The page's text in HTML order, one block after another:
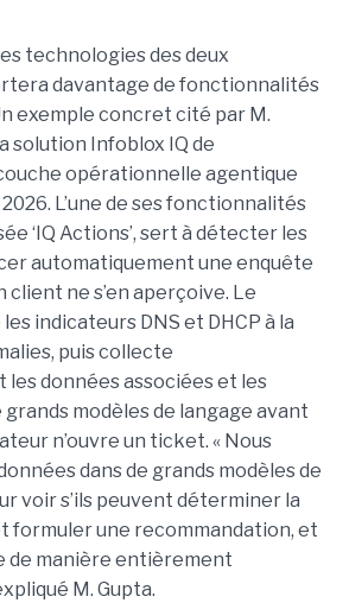
technologies des deux
davantage de fonctionnalités
exemple concret cité par M.
solution Infoblox IQ de
opérationnelle agentique
L’une de ses fonctionnalités
‘IQ Actions’, sert à détecter les
automatiquement une enquête
client ne s’en aperçoive. Le
indicateurs DNS et DHCP à la
puis collecte
données associées et les
grands modèles de langage avant
n’ouvre un ticket. « Nous
dans de grands modèles de
voir s’ils peuvent déterminer la
formuler une recommandation, et
de manière entièrement
M. Gupta.